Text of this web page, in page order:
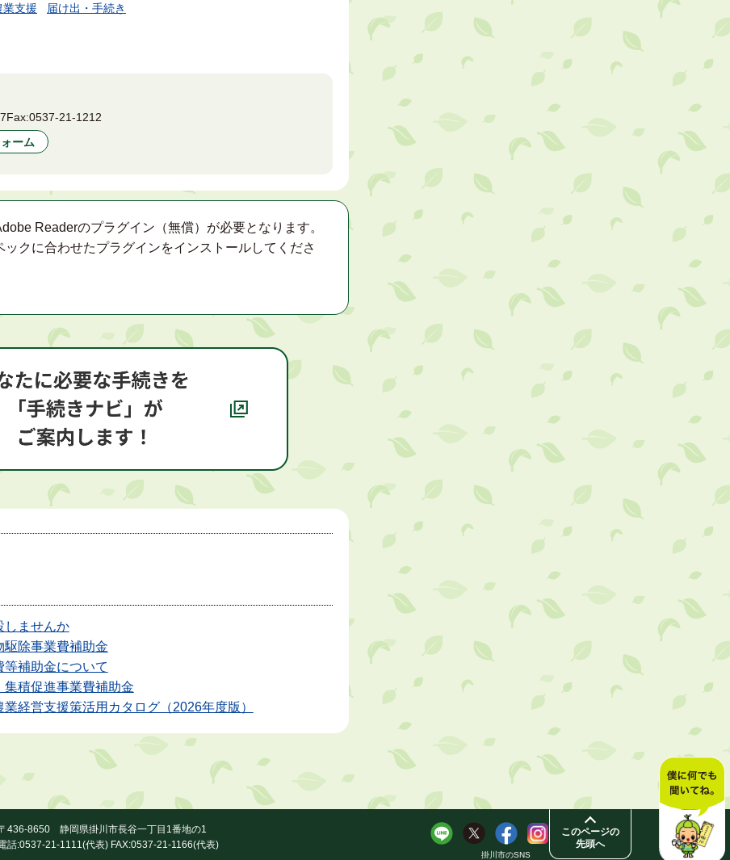
業支援 届け出・手続き
Fax:0537-21-1212
ーム
Readerのプラグイン（無償）が必要となります。
クに合わせたプラグインをインストールしてくださ
しませんか
駆除事業費補助金
補助金について
集積促進事業費補助金
経営支援策活用カタログ（2026年度版）
市民活動カレンダー（リスト形式）
このページの
先頭へ
436-8650 静岡県掛川市長谷一丁目1番地の1
話:0537-21-1111(代表) FAX:0537-21-1166(代表)
掛川市のSNS